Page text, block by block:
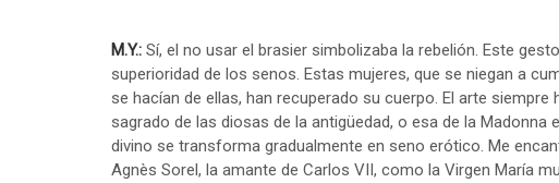
M.Y.: Sí, el no usar el brasier simbolizaba la rebelión. Este
superioridad de los senos. Estas mujeres, que se niegan a
se hacían de ellas, han recuperado su cuerpo. El arte
sagrado de las diosas de la antigüedad, o esa de la Madonna
divino se transforma gradualmente en seno erótico. Me
Agnès Sorel, la amante de Carlos VII, como la Virgen María